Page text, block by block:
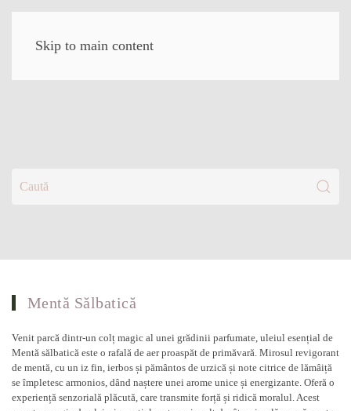
Skip to main content
Mentă Sălbatică
Venit parcă dintr-un colț magic al unei grădinii parfumate, uleiul esențial de
Mentă sălbatică este o rafală de aer proaspăt de primăvară. Mirosul revigorant
de mentă, cu un iz fin, ierbos și pământos de urzică și note citrice de lămâiță
se împletesc armonios, dând naștere unei arome unice și energizante. Oferă o
experiență senzorială plăcută, care transmite forță și ridică moralul. Acest